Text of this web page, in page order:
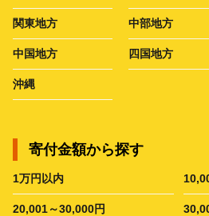
関東地方 中部地方
中国地方 四国地方
沖縄
寄付金額から探す
1万円以内
20,001～30,000円